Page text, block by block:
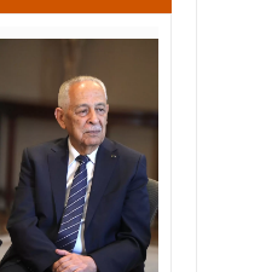
الملك يلتقي مجموعة من رفاق السلاح
فريحات.. مبارك وبكم تزهو المناصب